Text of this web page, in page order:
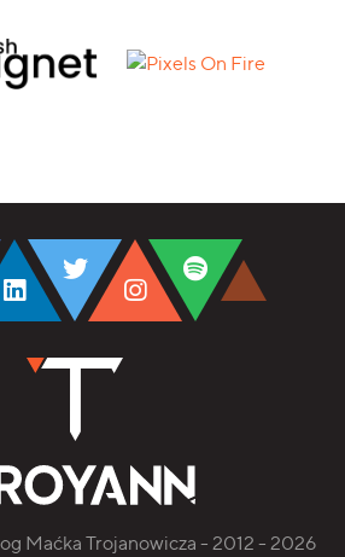
Maćka Trojanowicza - 2012 - 2026